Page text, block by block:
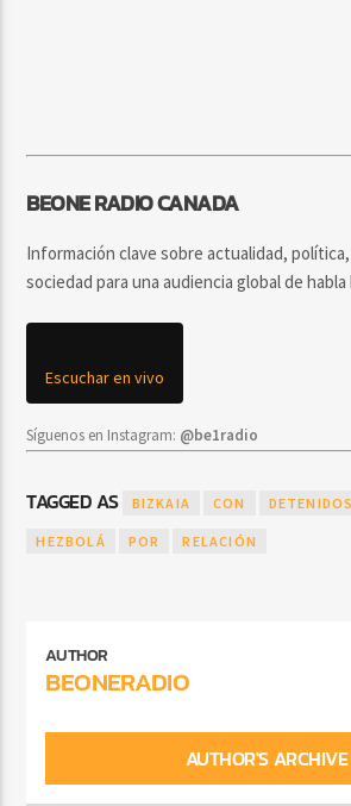
BEONE RADIO CANADA
Información clave sobre actualidad,
sociedad para una audiencia global de habla
Escuchar en vivo
Síguenos en Instagram: @be1radio
TAGGED AS BIZKAIA CON DETENIDOS
HEZBOLÁ POR RELACIÓN
AUTHOR
BEONERADIO
AUTHOR'S ARCHIVE